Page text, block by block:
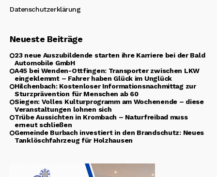
Datenschutzerklärung
Neueste Beiträge
23 neue Auszubildende starten ihre Karriere bei der Bald
Automobile GmbH
A45 bei Wenden-Ottfingen: Transporter zwischen LKW
eingeklemmt – Fahrer haben Glück im Unglück
Hilchenbach: Kostenloser Informationsnachmittag zur
Sturzprävention für Menschen ab 60
Siegen: Volles Kulturprogramm am Wochenende – diese
Veranstaltungen lohnen sich
Trübe Aussichten in Krombach – Naturfreibad muss
erneut schließen
Gemeinde Burbach investiert in den Brandschutz: Neues
Tanklöschfahrzeug für Holzhausen